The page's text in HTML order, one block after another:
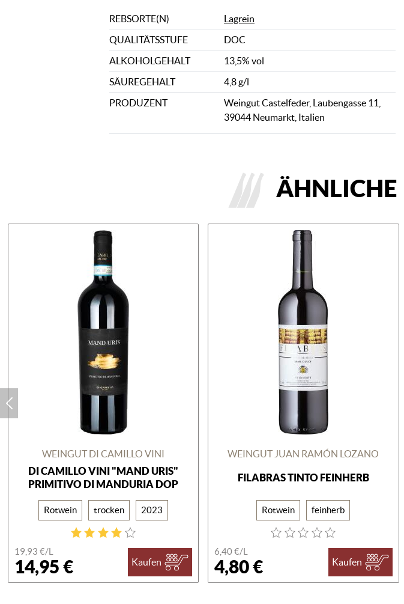
REBSORTE(N) Lagrein
QUALITÄTSSTUFE
DOC
ALKOHOLGEHALT
13,5% vol
SÄUREGEHALT
4,8 g/l
PRODUZENT
Weingut Castelfeder, Laubengasse 11,
39044 Neumarkt, Italien
ÄHNLICHE
WEINGUT DI CAMILLO VINI
DI CAMILLO VINI "MAND URIS"
PRIMITIVO DI MANDURIA DOP
Rotwein trocken 2023
19,93 €/L
14,95 € Kaufen
WEINGUT JUAN RAMÓN LOZANO
FILABRAS TINTO FEINHERB
Rotwein feinherb
6,40 €/L
4,80 € Kaufen